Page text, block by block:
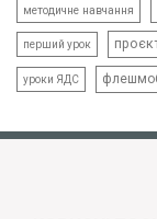
методичне навчання
перший урок
уроки ЯДС